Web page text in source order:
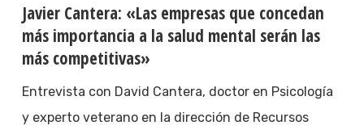
Javier Cantera: «Las empresas que concedan
más importancia a la salud mental serán las
más competitivas»
Entrevista con David Cantera, doctor en Psicología
y experto veterano en la dirección de Recursos